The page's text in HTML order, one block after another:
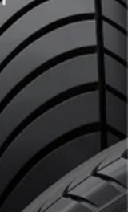
Sản phẩm được bảo
có sẵn tại
Thơ)